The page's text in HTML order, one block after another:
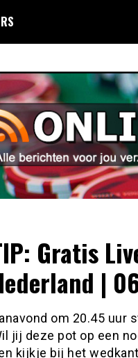
Gratis
|
om 20.45 uur
jij deze pot op een
kijkje bij het